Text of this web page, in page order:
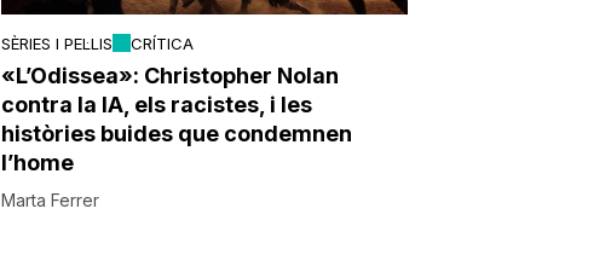
SÈRIES I PEL·LIS CRÍTICA
«L’Odissea»: Christopher Nolan
contra la IA, els racistes, i les
històries buides que condemnen
l’home
Marta Ferrer